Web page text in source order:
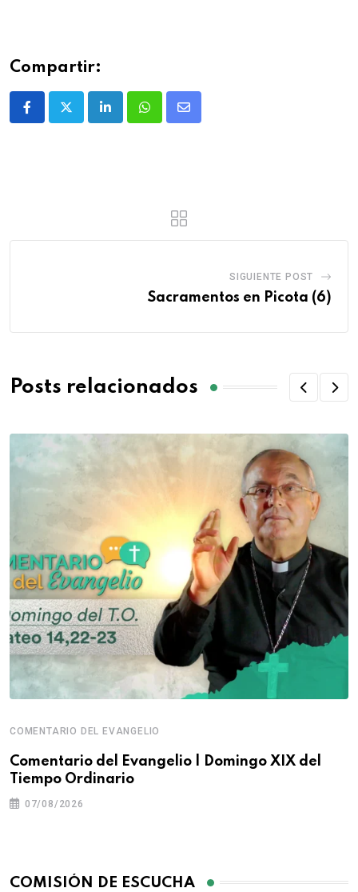
Compartir:
SIGUIENTE POST
Sacramentos en Picota (6)
Posts relacionados
COMENTARIO DEL EVANGELIO
Comentario del Evangelio | Domingo XIX del
Tiempo Ordinario
07/08/2026
COMISIÓN DE ESCUCHA